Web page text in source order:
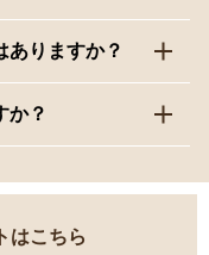
ありますか？
か？
はこちら